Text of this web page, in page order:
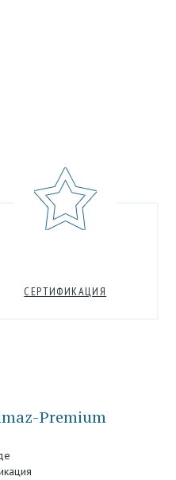
СЕРТИФИКАЦИЯ
Premium